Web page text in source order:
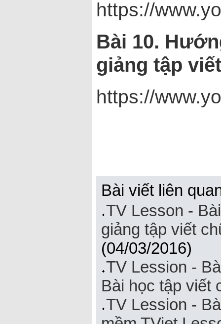
https://
Bài 10.
giảng tập
https://
Bài viết liên
TV Lesson -
giảng tập viết
(04/03/2016)
TV Lession -
Bài học tập viết
TV Lession -